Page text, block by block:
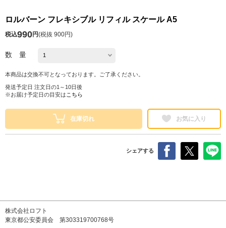
ロルバーン フレキシブル リフィル スケール A5
税込990円(税抜 900円)
数 量
本商品は交換不可となっております。ご了承ください。
発送予定日 注文日の1～10日後
※お届け予定日の目安は こちら
在庫切れ お気に入り
シェアする
株式会社ロフト
東京都公安委員会 第303319700768号